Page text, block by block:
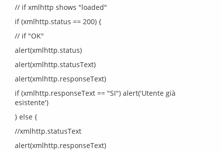
// if xmlhttp shows "loaded"
if (xmlhttp.status == 200) {
// if "OK"
alert(xmlhttp.status)
alert(xmlhttp.statusText)
alert(xmlhttp.responseText)
if (xmlhttp.responseText == "SI") alert('Utente già
esistente')
} else {
//xmlhttp.statusText
alert(xmlhttp.responseText)